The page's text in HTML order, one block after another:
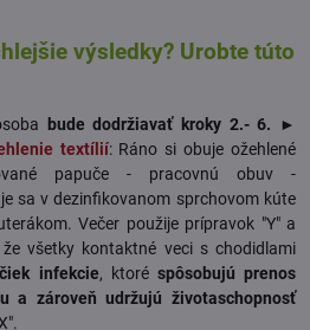
výsledky? Urobte túto
bude dodržiavať kroky 2.- 6. ►
textílií: Ráno si obuje ožehlené
papuče - pracovnú obuv -
sa v dezinfikovanom sprchovom kúte
Večer použije prípravok "Y" a
všetky kontaktné veci s chodidlami
infekcie, ktoré spôsobujú prenos
a zároveň udržujú životaschopnosť